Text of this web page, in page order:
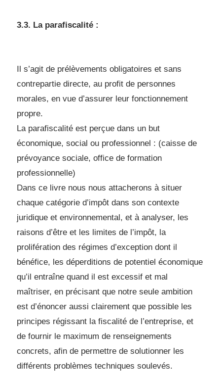
3.3. La parafiscalité :
Il s’agit de prélèvements obligatoires et sans
contrepartie directe, au profit de personnes
morales, en vue d’assurer leur fonctionnement
propre.
La parafiscalité est perçue dans un but
économique, social ou professionnel : (caisse de
prévoyance sociale, office de formation
professionnelle)
Dans ce livre nous nous attacherons à situer
chaque catégorie d’impôt dans son contexte
juridique et environnemental, et à analyser, les
raisons d’être et les limites de l’impôt, la
prolifération des régimes d’exception dont il
bénéfice, les déperditions de potentiel économique
qu’il entraîne quand il est excessif et mal
maîtriser, en précisant que notre seule ambition
est d’énoncer aussi clairement que possible les
principes régissant la fiscalité de l’entreprise, et
de fournir le maximum de renseignements
concrets, afin de permettre de solutionner les
différents problèmes techniques soulevés.